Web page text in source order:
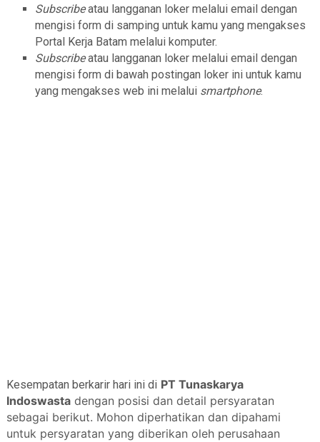
Subscribeatau langganan loker melalui email dengan
mengisi form di samping untuk kamu yang mengakses
Portal Kerja Batam melalui komputer.
Subscribeatau langganan loker melalui email dengan
mengisi form di bawah postingan loker ini untuk kamu
yang mengakses web ini melalui smartphone.
Kesempatan berkarir hari ini di PT Tunaskarya
Indoswasta dengan posisi dan detail persyaratan
sebagai berikut. Mohon diperhatikan dan dipahami
untuk persyaratan yang diberikan oleh perusahaan